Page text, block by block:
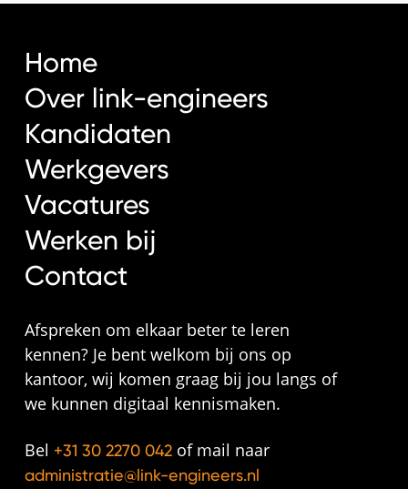
Home
Over link-engineers
Kandidaten
Werkgevers
Vacatures
Werken bij
Contact
Afspreken om elkaar beter te leren
kennen? Je bent welkom bij ons op
kantoor, wij komen graag bij jou langs of
we kunnen digitaal kennismaken.
Bel +31 30 2270 042of mail naar
administratie@link-engineers.nl